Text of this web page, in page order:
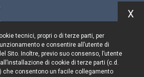
up to date
tecnici, propri o di terze parti, per
e consentire all’utente di
Sito. Inoltre, previo suo consenso, l’utente
di cookie di terze parti (c.d.
che consentono un facile collegamento
X